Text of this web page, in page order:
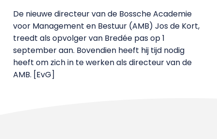
De nieuwe directeur van de Bossche Academie
voor Management en Bestuur (AMB) Jos de Kort,
treedt als opvolger van Bredée pas op 1
september aan. Bovendien heeft hij tijd nodig
heeft om zich in te werken als directeur van de
AMB. [EvG]